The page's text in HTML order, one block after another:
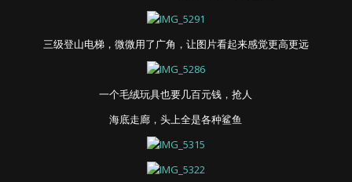
三级登山电梯，微微用了广角，让图片看起来感觉更高更远
一个毛绒玩具也要几百元钱，抢人
海底走廊，头上全是各种鲨鱼